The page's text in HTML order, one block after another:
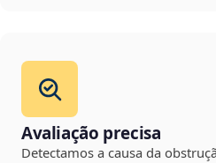
Avaliação precisa
Detectamos a causa da